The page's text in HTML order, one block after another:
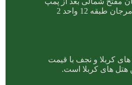
های کربلا و نجف با قیمت
هتل های کربلا است.